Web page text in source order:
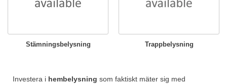
Stämningsbelysning Trappbelysning
Investera i hembelysning som faktiskt mäter sig med